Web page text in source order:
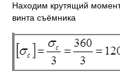
Находим крутящий
винта съёмника